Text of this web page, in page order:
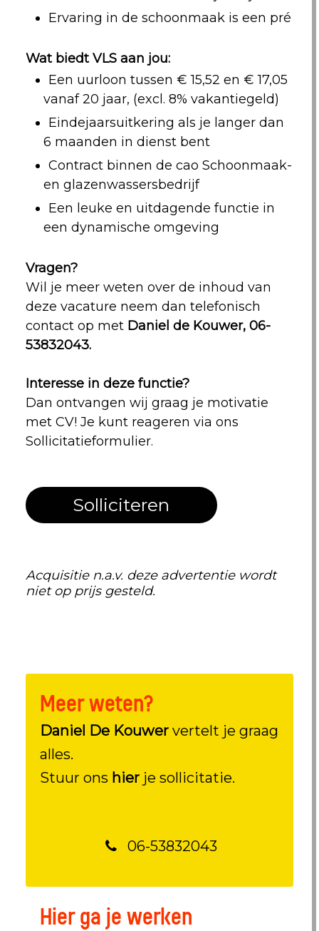
Ervaring in de schoonmaak is een pré
Wat biedt VLS aan jou:
Een uurloon tussen € 15,52 en € 17,05
vanaf 20 jaar, (excl. 8% vakantiegeld)
Eindejaarsuitkering als je langer dan
6 maanden in dienst bent
Contract binnen de cao Schoonmaak-
en glazenwassersbedrijf
Een leuke en uitdagende functie in
een dynamische omgeving
Vragen?
Wil je meer weten over de inhoud van
deze vacature neem dan telefonisch
contact op metDaniel de Kouwer, 06-
53832043.
Interesse in deze functie?
Dan ontvangen wij graag je motivatie
met CV! Je kunt reageren via ons
Sollicitatieformulier.
Solliciteren
Acquisitie n.a.v. deze advertentie wordt
niet op prijs gesteld.
Meer weten?
Daniel De Kouwervertelt je graag
alles.
Stuur ons hier je sollicitatie.
06-53832043
Hier ga je werken